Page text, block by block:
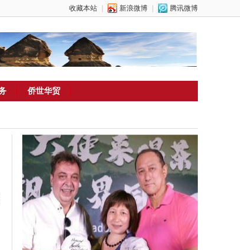
收藏本站 新浪微博 腾讯微博
侨世华贸